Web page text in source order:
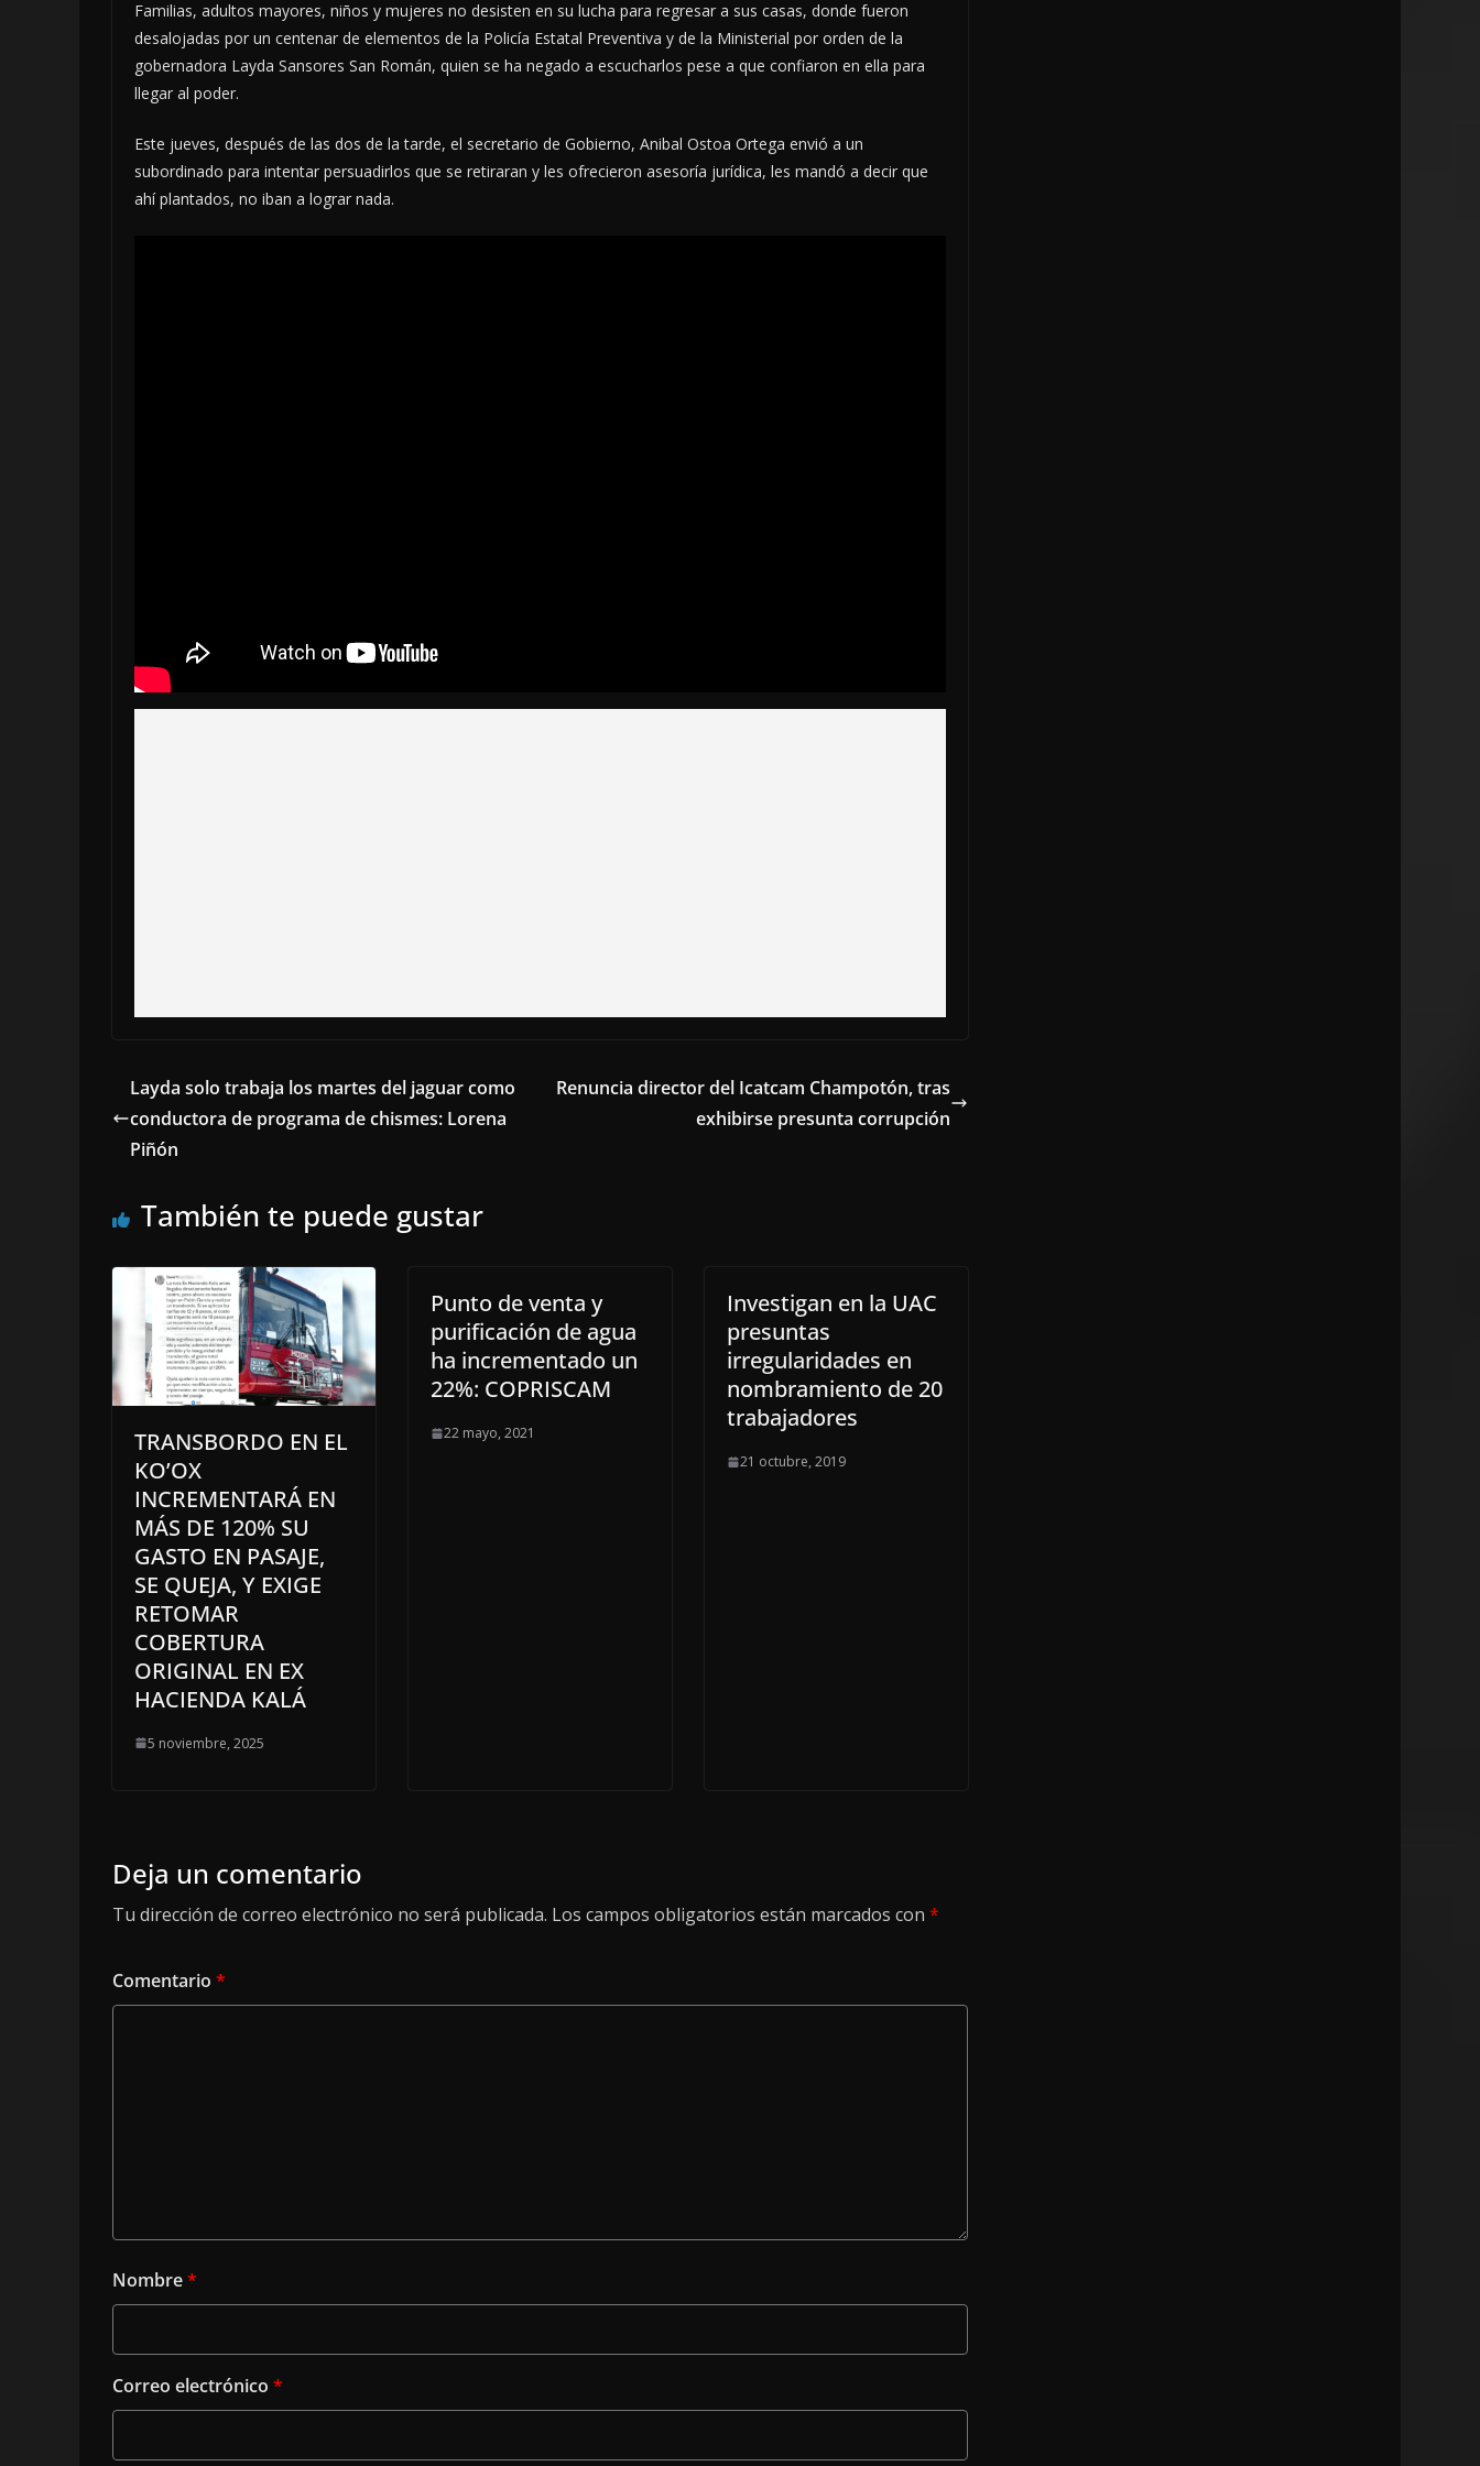
Familias, adultos mayores, niños y mujeres no desisten en su lucha para regresar a sus casas, donde fueron
desalojadas por un centenar de elementos de la Policía Estatal Preventiva y de la Ministerial por orden de la
gobernadora Layda Sansores San Román, quien se ha negado a escucharlos pese a que confiaron en ella para
llegar al poder.
Este jueves, después de las dos de la tarde, el secretario de Gobierno, Anibal Ostoa Ortega envió a un
subordinado para intentar persuadirlos que se retiraran y les ofrecieron asesoría jurídica, les mandó a decir que
ahí plantados, no iban a lograr nada.
Layda solo trabaja los martes del jaguar como
conductora de programa de chismes: Lorena
Piñón
Renuncia director del Icatcam Champotón, tras
exhibirse presunta corrupción
También te puede gustar
TRANSBORDO EN EL
KO’OX
INCREMENTARÁ EN
MÁS DE 120% SU
GASTO EN PASAJE,
SE QUEJA, Y EXIGE
RETOMAR
COBERTURA
ORIGINAL EN EX
HACIENDA KALÁ
5 noviembre, 2025
Punto de venta y
purificación de agua
ha incrementado un
22%: COPRISCAM
22 mayo, 2021
Investigan en la UAC
presuntas
irregularidades en
nombramiento de 20
trabajadores
21 octubre, 2019
Deja un comentario
Tu dirección de correo electrónico no será publicada. Los campos obligatorios están marcados con *
Comentario *
Nombre*
Correo electrónico *